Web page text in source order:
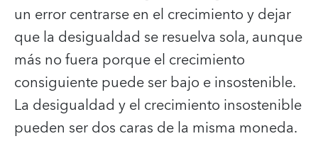
un error centrarse en el crecimiento y dejar
que la desigualdad se resuelva sola, aunque
más no fuera porque el crecimiento
consiguiente puede ser bajo e insostenible.
La desigualdad y el crecimiento insostenible
pueden ser dos caras de la misma moneda.